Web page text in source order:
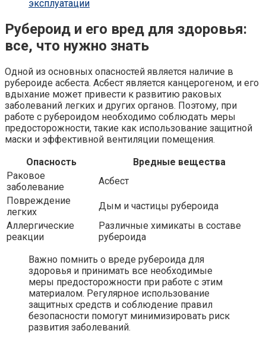
эксплуатации
Рубероид и его вред для здоровья:
все, что нужно знать
Одной из основных опасностей является наличие в
рубероиде асбеста. Асбест является канцерогеном, и его
вдыхание может привести к развитию раковых
заболеваний легких и других органов. Поэтому, при
работе с рубероидом необходимо соблюдать меры
предосторожности, такие как использование защитной
маски и эффективной вентиляции помещения.
Опасность
Вредные вещества
Раковое
заболевание
Асбест
Повреждение
легких
Дым и частицы рубероида
Аллергические
реакции
Различные химикаты в составе
рубероида
Важно помнить о вреде рубероида для
здоровья и принимать все необходимые
меры предосторожности при работе с этим
материалом. Регулярное использование
защитных средств и соблюдение правил
безопасности помогут минимизировать риск
развития заболеваний.